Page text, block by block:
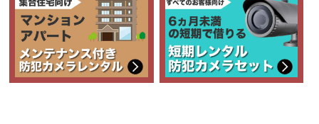
新開発のリアルタイム顔照合機能を搭載。
登録した人物の顔画像と、指定のカメラから得
る顔画像情報をリアルタイムに照合する機能を
搭載しました。